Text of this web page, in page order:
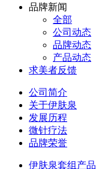
品牌新闻
全部
公司动态
品牌动态
产品动态
求美者反馈
公司简介
关于伊肤泉
发展历程
微针疗法
品牌荣誉
伊肤泉套组产品